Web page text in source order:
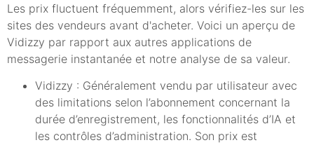
Les prix fluctuent fréquemment, alors vérifiez-les sur les
sites des vendeurs avant d'acheter. Voici un aperçu de
Vidizzy par rapport aux autres applications de
messagerie instantanée et notre analyse de sa valeur.
Vidizzy : Généralement vendu par utilisateur avec
des limitations selon l’abonnement concernant la
durée d’enregistrement, les fonctionnalités d’IA et
les contrôles d’administration. Son prix est